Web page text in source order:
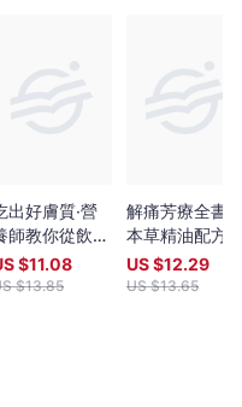
出好膚質‧營
師教你從飲食
好皮膚的秘密
$11.08
$13.85
解痛芳療全書
本草精油配方,
穴位按摩,中西
醫治療法，徹
US $12.29
US $13.65